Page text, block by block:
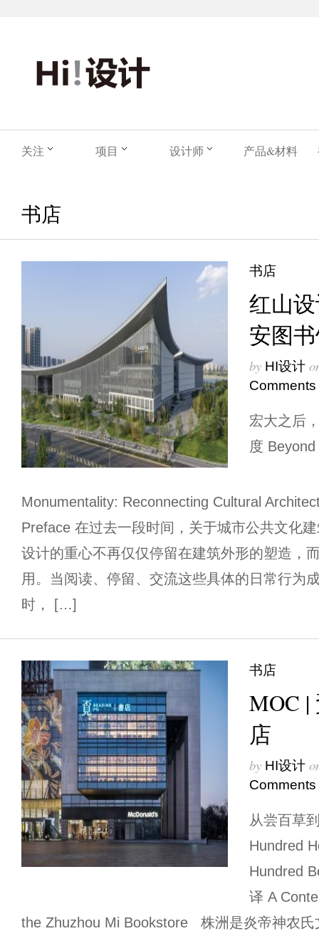
关注 项目 设计师 产品&材料
书店
书店
红山
安图
by HI设计
Comments
宏大之后
度 Beyond
Monumentality: Reconnecting Cultural
Preface 在过去一段时间，关于城市公共文化
设计的重心不再仅仅停留在建筑外形的塑造，
用。当阅读、停留、交流这些具体的日常行为
时， […]
书店
MOC |
店
by HI设计
Comments
从尝百草
Hundred
Hundred
译 A
the Zhuzhou Mi Bookstore 株洲是炎帝神农氏